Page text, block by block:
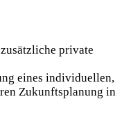
private
eines individuellen,
Zukunftsplanung in